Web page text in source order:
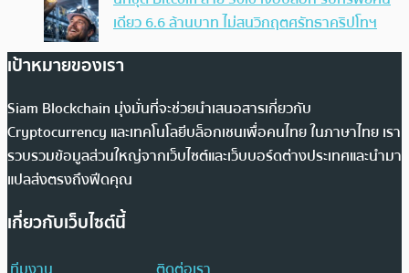
เดียว 6.6 ล้านบาท ไม่สนวิกฤตศรัทธาคริปโทฯ
เป้าหมายของเรา
Siam Blockchain มุ่งมั่นที่จะช่วยนำเสนอสารเกี่ยวกับ
Cryptocurrency และเทคโนโลยีบล็อกเชนเพื่อคนไทย ในภาษาไทย เรา
รวบรวมข้อมูลส่วนใหญ่จากเว็บไซต์และเว็บบอร์ดต่างประเทศและนำมา
แปลส่งตรงถึงฟีดคุณ
เกี่ยวกับเว็บไซต์นี้